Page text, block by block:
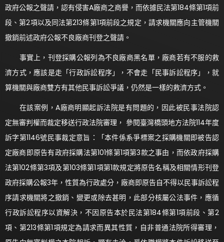
政府公報之聲請，認有侵害A廠商之商譽，而依據民法第184條第1項前
段、第2項以及同法第213條第1項前段之規定，請求機關應向主管機關
撤銷前述政府公報不良廠商刊登之聲請。
事實上，刊登採購公報列為不良廠商黑名單，廠商若有不服的救
濟方式，應該是走「行政訴訟程序」，不會走「民事訴訟程序」，就
算機關與廠商雙方有其他民事訴訟爭議，仍然是一樣的救濟方式。
在該案例，A廠商明顯起訴法院是有問題的，因此被民事法院認
定無審判權而裁定移送行政法院審理， 參閱臺灣橋頭地方法院114年度
訴字第1146號民事裁定意旨：「本件係系爭標案之採購機關即被告認
定廠商即原告有政府採購法第101條第1項第3款之事由，而依政府採購
法第102條第3項及第103條第1項第1款規定將原告名稱及相關情形刊登
政府採購公報3年，性質為行政處分，廠商即原告自不得以民事訴訟程
序請求機關將之撤銷、變更或除去甚明，此部分核屬公法事件，應循
行政訴訟程序以資解決，不因原告本於民法第184條第1項前段、第2
項、第213條第1項規定為請求而異其性質，自非普通法院所得審理，